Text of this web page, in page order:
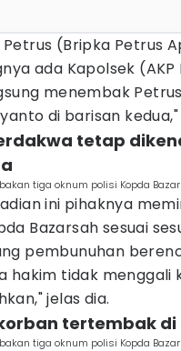
(Bripka Petrus
ada Kapolsek
menembak
di barisan kedua,"
tetap
tiga oknum polisi Kopda
ini pihaknya
Bazarsah sesuai
pembunuhan
hakim tidak menggali
jelas dia.
tertembak
tiga oknum polisi Kopda